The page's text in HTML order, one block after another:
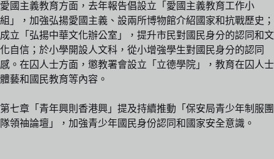
愛國主義教育方面，去年報告倡設立「愛國主義教育工作小
組」，加強弘揚愛國主義、設兩所博物館介紹國家和抗戰歷史；
成立「弘揚中華文化辦公室」，提升市民對國民身分的認同和文
化自信；於小學開設人文科，從小增強學生對國民身分的認同
感。在囚人士方面，懲教署會設立「立德學院」，教育在囚人士
體藝和國民教育等內容。
第七章「青年興則香港興」提及持續推動「保安局青少年制服團
隊領䄂論壇」，加強青少年國民身份認同和國家安全意識。